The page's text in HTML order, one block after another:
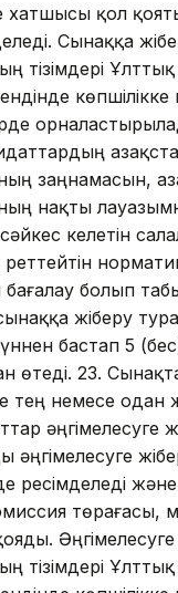
хатшысы қол
Сынаққа
тізімдері Ұлттық
көпшілікке
заңнамасын,
нақты
келетін
бағалау болып
жіберу
бастап 5
өтеді. 23.
тең немесе одан
әңгімелесуге
әңгімелесуге
ресімделеді
төрағасы,
Әңгімелесуге
тізімдері Ұлттық